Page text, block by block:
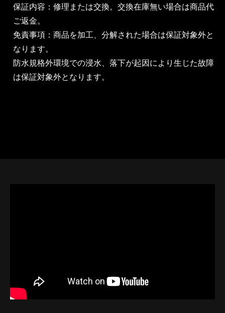
保証内容：修理または交換。交換在庫無い場合は商品代
ご返金。
免責事項：商品を加工、分解された場合は保証対象外と
なります。
防水規格外環境での浸水、落下が起因により生じた故障
は保証対象外となります。